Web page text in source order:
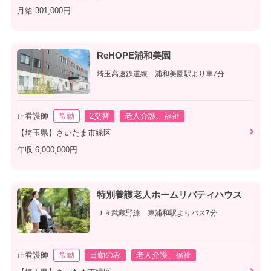
月給 301,000円
ReHOPE浦和美園
埼玉高速鉄道線 浦和美園駅より車7分
正看護師 常勤 2交替
老人介護、福祉
【埼玉県】さいたま市緑区
年収 6,000,000円
特別養護老人ホームリバティハウス
ＪＲ武蔵野線 東浦和駅よりバス7分
正看護師 常勤 日勤のみ
老人介護、福祉